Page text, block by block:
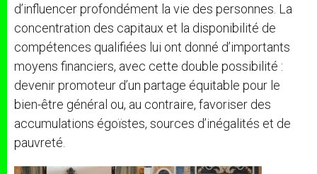
d’influencer profondément la vie des personnes. La
concentration des capitaux et la disponibilité de
compétences qualifiées lui ont donné d’importants
moyens financiers, avec cette double possibilité :
devenir promoteur d’un partage équitable pour le
bien-être général ou, au contraire, favoriser des
accumulations égoïstes, sources d’inégalités et de
pauvreté.